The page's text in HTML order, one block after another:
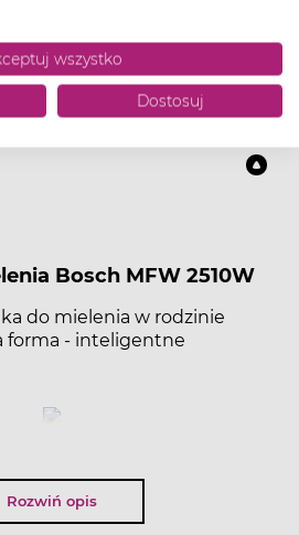
Bosch MFW 2510W
do mielenia w rodzinie
forma - inteligentne
silnika (Motor Block
Rozwiń opis
wszystko
Dostosuj